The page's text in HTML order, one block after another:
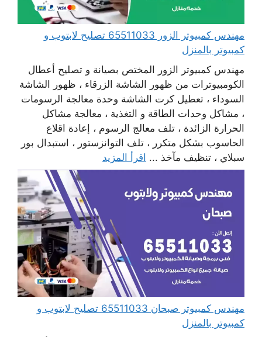
مهندس كمبيوتر الزور 65511033 تصليح لابتوب و
كمبيوتر بالمنزل
مهندس كمبيوتر الزور المختص بصيانة و تصليح أعطال
الكومبيوترات من ظهور الشاشة الزرقاء ، ظهور الشاشة
السوداء ، تعطيل كرت الشاشة وحدة معالجة الرسومات
، مشاكل وحدات الطاقة و التغذية ، معالجة مشاكل
الحرارة الزائدة ، تلف معالج الرسوم ، إعادة اقلاع
الحاسوب بشكل متكرر ، تلف التوانزستور ، استبدال بور
سبلاي ، تنظيف مآخذ ... اقرأ المزيد
مهندس كمبيوتر صبحان 65511033 تصليح لابتوب و
كمبيوتر بالمنزل